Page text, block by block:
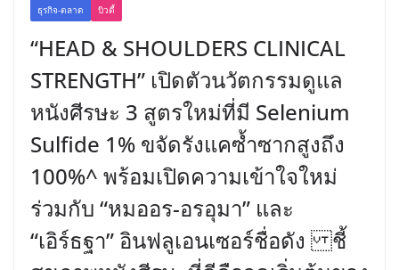
ธุรกิจ-ตลาด บิวตี้
“HEAD & SHOULDERS CLINICAL
STRENGTH” เปิดตัวนวัตกรรมดูแล
หนังศีรษะ 3 สูตรใหม่ที่มี Selenium
Sulfide 1% ขจัดรังแคซ้ำซากสูงถึง
100%^ พร้อมเปิดความเข้าใจใหม่
ร่วมกับ “หมออร-อรอุมา” และ
“เอิร์ธฐา” อินฟลูเอนเซอร์ชื่อดัง ชี้